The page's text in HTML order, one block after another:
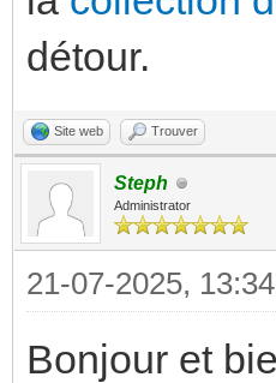
détour.
Site web Trouver
Steph
Administrator
21-07-2025,
Bonjour et